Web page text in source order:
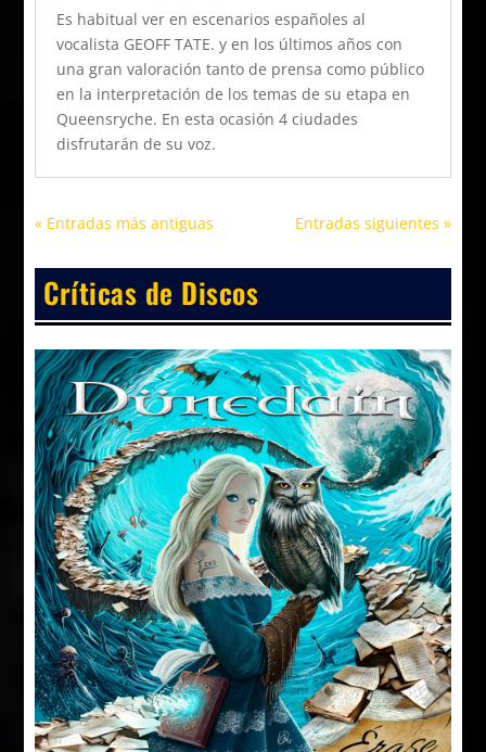
Es habitual ver en escenarios españoles al
vocalista GEOFF TATE. y en los últimos años con
una gran valoración tanto de prensa como público
en la interpretación de los temas de su etapa en
Queensryche. En esta ocasión 4 ciudades
disfrutarán de su voz.
« Entradas más antiguas Entradas siguientes »
Críticas de Discos